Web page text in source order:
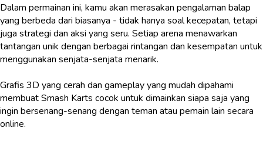
Dalam permainan ini, kamu akan merasakan pengalaman balap
yang berbeda dari biasanya - tidak hanya soal kecepatan, tetapi
juga strategi dan aksi yang seru. Setiap arena menawarkan
tantangan unik dengan berbagai rintangan dan kesempatan untuk
menggunakan senjata-senjata menarik.
Grafis 3D yang cerah dan gameplay yang mudah dipahami
membuat Smash Karts cocok untuk dimainkan siapa saja yang
ingin bersenang-senang dengan teman atau pemain lain secara
online.